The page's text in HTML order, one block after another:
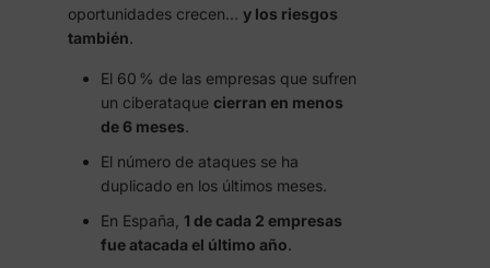
oportunidades crecen… y los riesgos
también.
El 60 % de las empresas que sufren
un ciberataque cierran en menos
de 6 meses.
El número de ataques se ha
duplicado en los últimos meses.
En España, 1 de cada 2 empresas
fue atacada el último año.